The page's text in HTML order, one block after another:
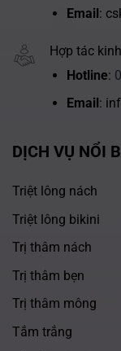
Email:
Hợp tác
Hotline:
Email:
DỊCH VỤ NỔI
Triệt lông nách
Triệt lông bikini
Trị thâm nách
Trị thâm bẹn
Trị thâm mông
Tắm trắng